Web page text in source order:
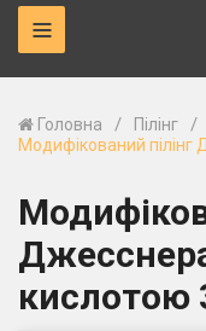
Головна / Пілінг /
Модифікований
кислотою